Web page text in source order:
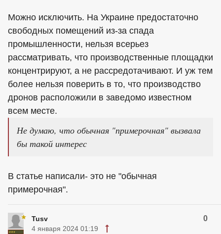
Можно исключить. На Украине предостаточно
свободных помещений из-за спада
промышленности, нельзя всерьез
рассматривать, что производственные площадки
концентрируют, а не рассредотачивают. И уж тем
более нельзя поверить в то, что производство
дронов расположили в заведомо известном
всем месте.
Не думаю, что обычная "примерочная" вызвала
бы такой интерес
В статье написали- это не "обычная
примерочная".
Tusv 0
4 января 2024 01:19